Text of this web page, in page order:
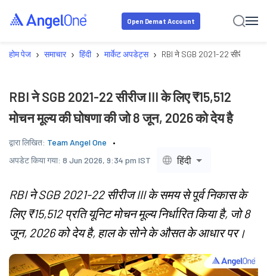
Open Demat Account
होम पेज › समाचार › हिंदी › मार्केट अपडेट्स › RBI ने SGB 2021-22 सीरीज III
RBI ने SGB 2021-22 सीरीज III के लिए ₹15,512
मोचन मूल्य की घोषणा की जो 8 जून, 2026 को देय है
द्वारा लिखित: Team Angel One
अपडेट किया गया: 8 Jun 2026, 9:34 pm IST हिंदी
RBI ने SGB 2021-22 सीरीज III के समय से पूर्व निकास के
लिए ₹15,512 प्रति यूनिट मोचन मूल्य निर्धारित किया है, जो 8
जून, 2026 को देय है, हाल के सोने के औसत के आधार पर।